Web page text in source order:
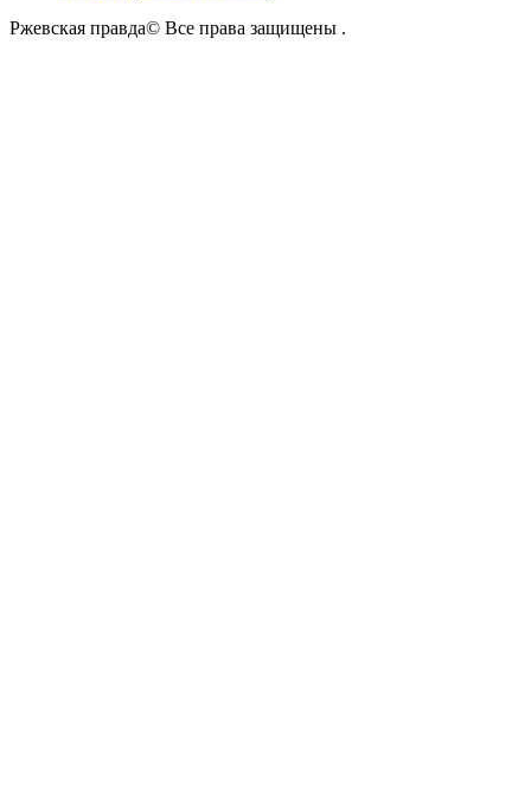
Ржевская правда© Все права защищены .